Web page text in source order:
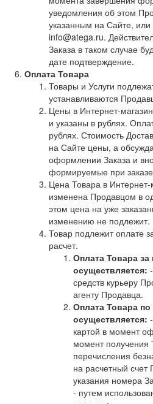
уведомления об этом
указанным на Сайте, или
info@atega.ru.
Заказа в таком случае
дате подтверждение.
Оплата Товара
Товары и Услуги
устанавливаются
Цены в Интернет-
и указаны в рублях.
рублях. Стоимость
на Сайте цены, а
оформлении Заказа и
формируемые при
Цена Товара в
изменена Продавцом в
этом цена на уже
изменению не подлежит.
Товар подлежит оплате
расчет.
Оплата Товара
осуществляется:
средств курьеру
агенту Продавца.
Оплата Товара
осуществляется:
картой в момент
момент получения
перечисления
на расчетный счет
указания номера
- путем